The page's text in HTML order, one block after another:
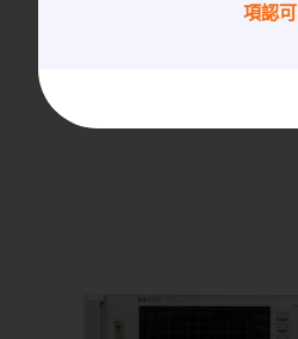
掀蓋式隔離箱
RF shielding box 氣動
項認可